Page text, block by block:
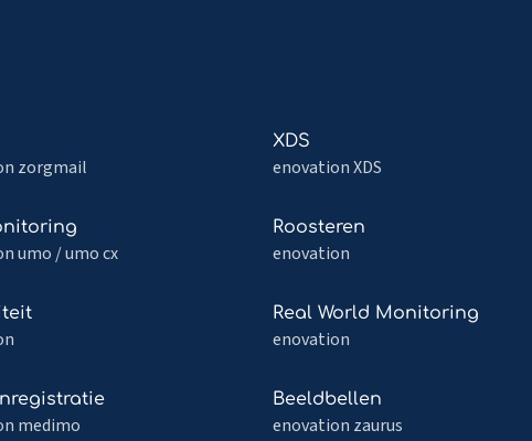
zorgmail
XDS
enovation XDS
Read
more
XDS
umo / umo cx
Roosteren
enovation
Read
more
Roosteren
Real World Monitoring
enovation
Read
more
Real
World
medimo
Beeldbellen
enovation zaurus
Read
more